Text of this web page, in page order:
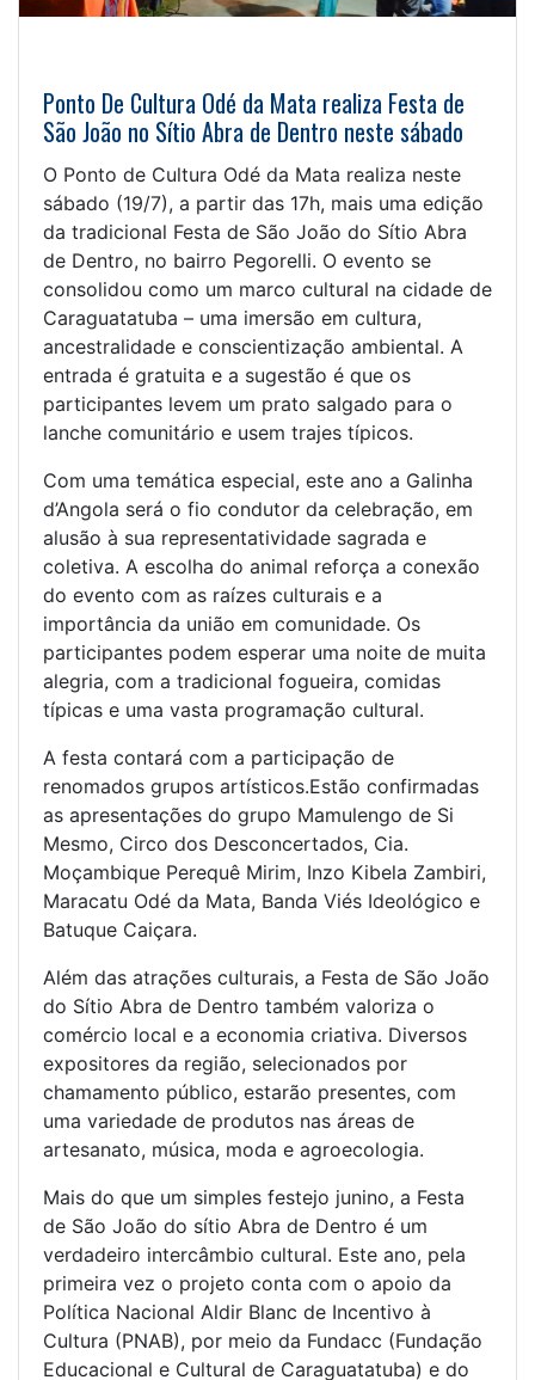
Ponto De Cultura Odé da Mata realiza Festa de
São João no Sítio Abra de Dentro neste sábado
O Ponto de Cultura Odé da Mata realiza neste
sábado (19/7), a partir das 17h, mais uma edição
da tradicional Festa de São João do Sítio Abra
de Dentro, no bairro Pegorelli. O evento se
consolidou como um marco cultural na cidade de
Caraguatatuba – uma imersão em cultura,
ancestralidade e conscientização ambiental. A
entrada é gratuita e a sugestão é que os
participantes levem um prato salgado para o
lanche comunitário e usem trajes típicos.
Com uma temática especial, este ano a Galinha
d’Angola será o fio condutor da celebração, em
alusão à sua representatividade sagrada e
coletiva. A escolha do animal reforça a conexão
do evento com as raízes culturais e a
importância da união em comunidade. Os
participantes podem esperar uma noite de muita
alegria, com a tradicional fogueira, comidas
típicas e uma vasta programação cultural.
A festa contará com a participação de
renomados grupos artísticos.Estão confirmadas
as apresentações do grupo Mamulengo de Si
Mesmo, Circo dos Desconcertados, Cia.
Moçambique Perequê Mirim, Inzo Kibela Zambiri,
Maracatu Odé da Mata, Banda Viés Ideológico e
Batuque Caiçara.
Além das atrações culturais, a Festa de São João
do Sítio Abra de Dentro também valoriza o
comércio local e a economia criativa. Diversos
expositores da região, selecionados por
chamamento público, estarão presentes, com
uma variedade de produtos nas áreas de
artesanato, música, moda e agroecologia.
Mais do que um simples festejo junino, a Festa
de São João do sítio Abra de Dentro é um
verdadeiro intercâmbio cultural. Este ano, pela
primeira vez o projeto conta com o apoio da
Política Nacional Aldir Blanc de Incentivo à
Cultura (PNAB), por meio da Fundacc (Fundação
Educacional e Cultural de Caraguatatuba) e do